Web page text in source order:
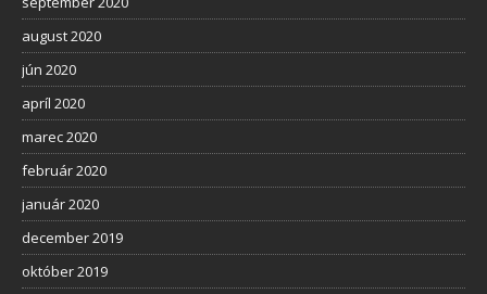
august 2020
jún 2020
apríl 2020
marec 2020
február 2020
január 2020
december 2019
október 2019